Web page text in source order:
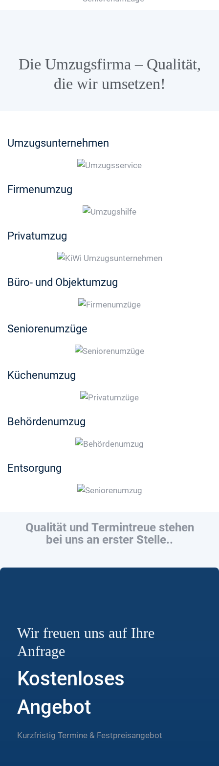
Die Umzugsfirma – Qualität,
die wir umsetzen!
Umzugsunternehmen
Firmenumzug
Privatumzug
Büro- und Objektumzug
Seniorenumzüge
Küchenumzug
Behördenumzug
Entsorgung
Qualität und Termintreue stehen
bei uns an erster Stelle..
Wir freuen uns auf Ihre
Anfrage
Kostenloses
Angebot
Kurzfristig Termine & Festpreisangebot